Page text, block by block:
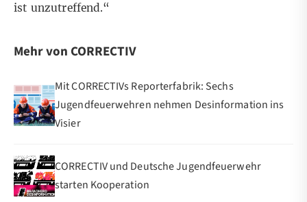
ist unzutreffend.“
Mehr von CORRECTIV
Mit CORRECTIVs Reporterfabrik: Sechs
Jugendfeuerwehren nehmen Desinformation ins
Visier
CORRECTIV und Deutsche Jugendfeuerwehr
starten Kooperation